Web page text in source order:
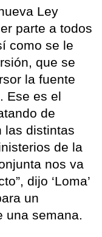
Ley
parte a todos
como se le
que se
la fuente
Ese es el
de
las distintas
de la
nos va
dijo ‘Loma’
un
una semana.